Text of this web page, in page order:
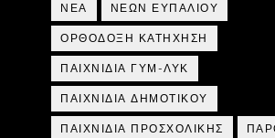
ΝΕΑ ΝΕΩΝ ΕΥΠΑΛΙΟΥ
ΟΡΘΟΔΟΞΗ ΚΑΤΗΧΗΣΗ
ΠΑΙΧΝΙΔΙΑ ΓΥΜ-ΛΥΚ
ΠΑΙΧΝΙΔΙΑ ΔΗΜΟΤΙΚΟΥ
ΠΑΙΧΝΙΔΙΑ ΠΡΟΣΧΟΛΙΚΗΣ